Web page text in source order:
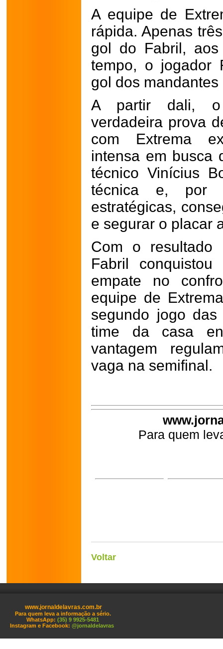
A equipe de
rápida. Apenas
gol do Fabril,
tempo, o jogador
gol dos
A partir dali, o
verdadeira prova
com Extrema
intensa em busca
técnico Vinícius
técnica e, por
estratégicas,
e segurar o placar
Com o resultado
Fabril
empate no
equipe de
segundo jogo
time da casa
vantagem
vaga na semifinal.
Para quem
Voltar
www.jornaldelavras.com.br
Para quem leva a informação a sério.
WhatsApp: (35) 9 9925-5481
Instagram e Facebook: @jornaldelavras